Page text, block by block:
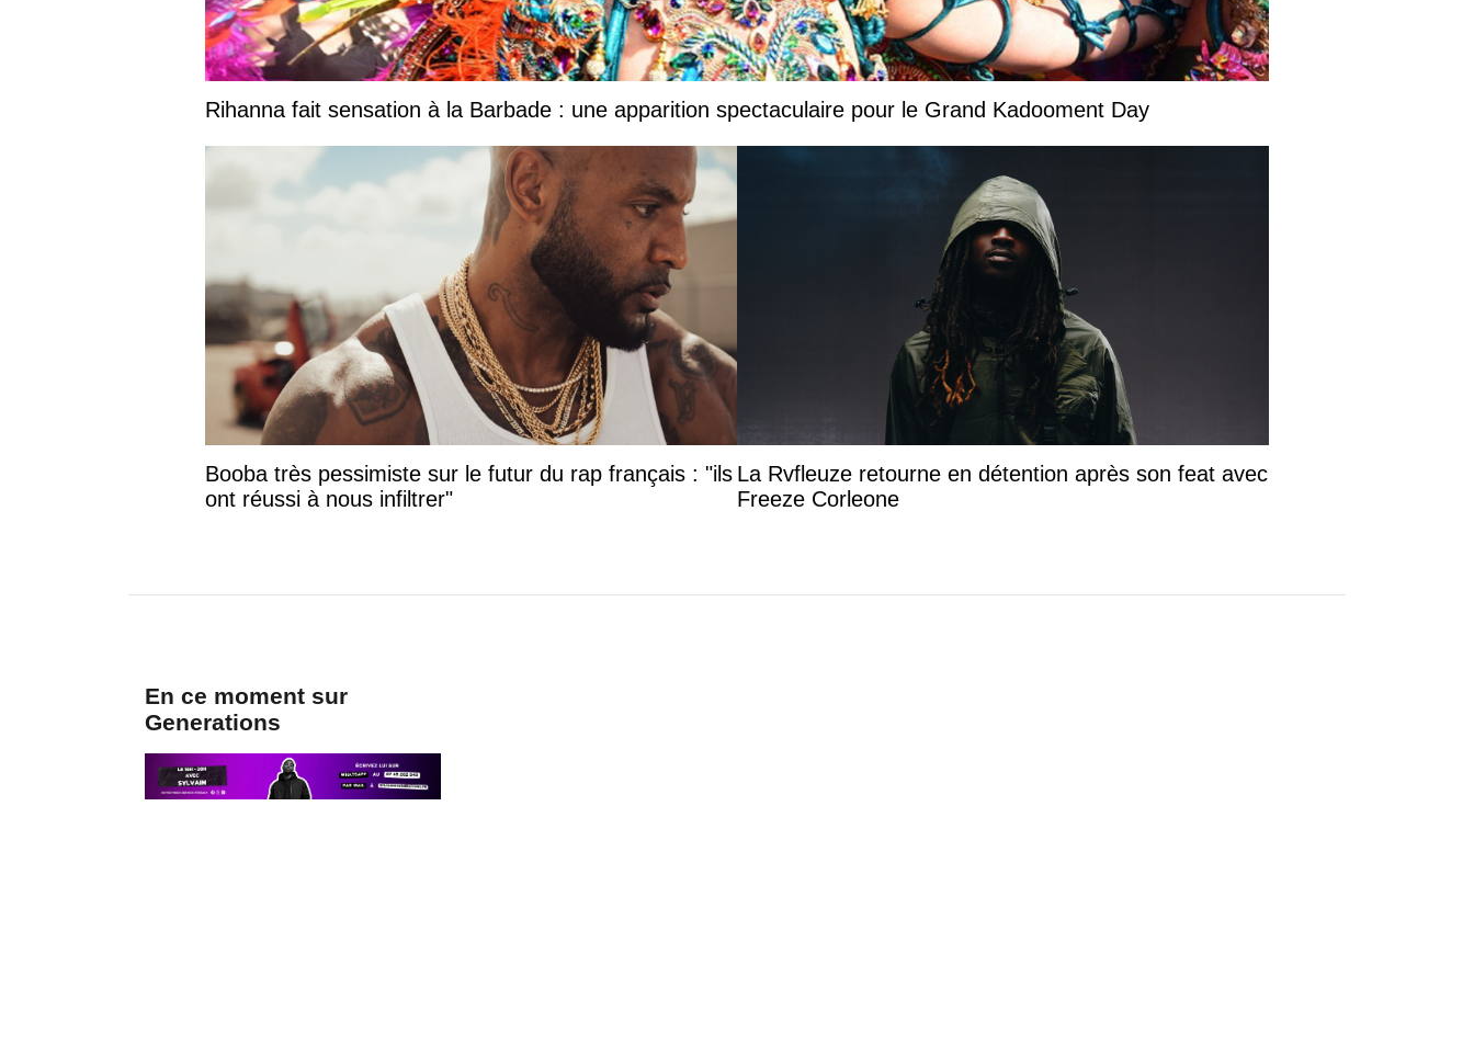
Rihanna fait sensation à la Barbade : une apparition spectaculaire pour le Grand Kadooment Day
Booba très pessimiste sur le futur du rap français : "ils
ont réussi à nous infiltrer"
La Rvfleuze retourne en détention après son feat avec
Freeze Corleone
En ce moment sur
Generations